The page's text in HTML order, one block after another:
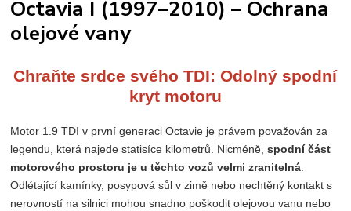
Octavia I (1997–2010) – Ochrana
olejové vany
Chraňte srdce svého TDI: Odolný spodní
kryt motoru
Motor 1.9 TDI v první generaci Octavie je právem považován za
legendu, která najede statisíce kilometrů. Nicméně,spodní část
motorového prostoru je u těchto vozů velmi zranitelná
Odlétající kamínky, posypová sůl v zimě nebo nechtěný kontakt s
nerovností na silnici mohou snadno poškodit olejovou vanu nebo